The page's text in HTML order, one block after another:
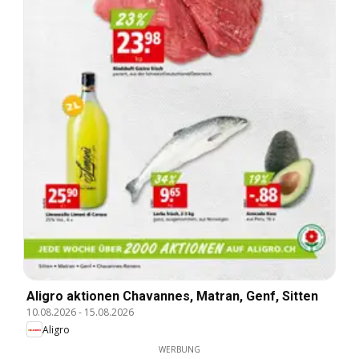
Aligro aktionen Chavannes, Matran, Genf, Sitten
10.08.2026- 15.08.2026
Aligro
WERBUNG